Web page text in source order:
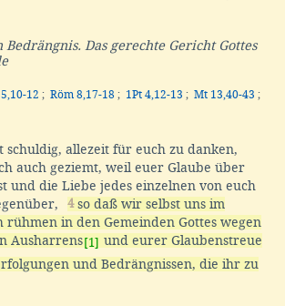
Bedrängnis. Das gerechte Gericht Gottes
12 ; Röm 8,17-18 ; 1Pt 4,12-13 ; Mt 13,40-43 ;
schuldig, allezeit für euch zu danken,
auch geziemt, weil euer Glaube über
und die Liebe jedes einzelnen von euch
4so daß wir selbst uns im
rühmen in den Gemeinden Gottes wegen
Ausharrens [1] und eurer Glaubenstreue
und Bedrängnissen, die ihr zu